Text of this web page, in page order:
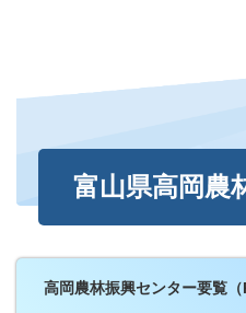
富山県高岡農
高岡農林振興センター要覧（